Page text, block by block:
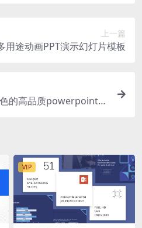
上一篇
用途动画PPT演示幻灯片模板
的高品质powerpoint幻
VIP